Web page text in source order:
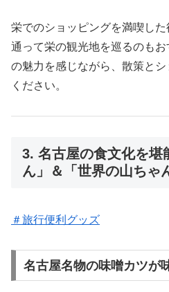
栄でのショッピングを満喫し
通って栄の観光地を巡るのも
の魅力を感じながら、散策と
ください。
3. 名古屋の食文化を堪
ん」＆「世界の山ちゃ
＃旅行便利グッズ
名古屋名物の味噌カツが